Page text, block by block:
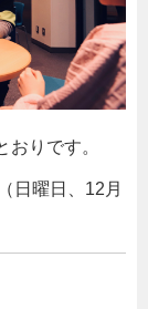
りです。
日曜日、12月